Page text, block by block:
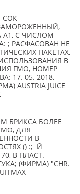
СОК
А1, С ЧИСЛОМ
; РАСФАСОВАН НЕ
ПАКЕТАХ,
В
ГМО, НОМЕР
17. 05. 2018,
AUSTRIA JUICE
БРИКСА БОЛЕЕ
ДЛЯ
В
() :; Й
В ПЛАСТ.
(ФИРМА) "CHR.